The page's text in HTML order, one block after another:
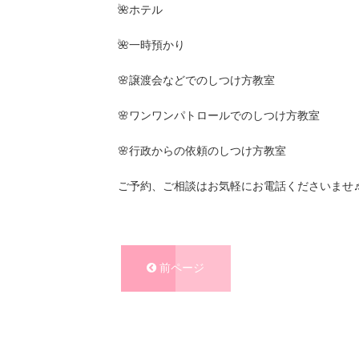
🌺ホテル
🌺一時預かり
🌸譲渡会などでのしつけ方教室
🌸ワンワンパトロールでのしつけ方教室
🌸行政からの依頼のしつけ方教室
ご予約、ご相談はお気軽にお電話くださいませ
前ページ